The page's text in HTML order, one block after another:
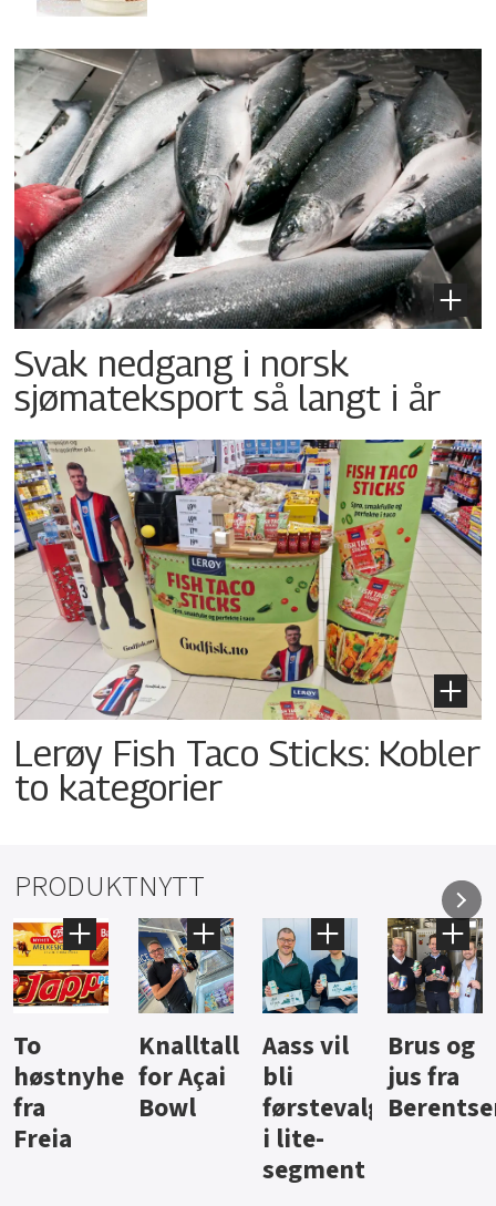
Svak nedgang i norsk
sjømateksport så langt i år
Lerøy Fish Taco Sticks: Kobler
to kategorier
PRODUKTNYTT
Knalltall
for Açai
Bowl
Aass vil
bli
førstevalg
Brus og
jus fra
Berentsen
Hard
iste fra
Hansa